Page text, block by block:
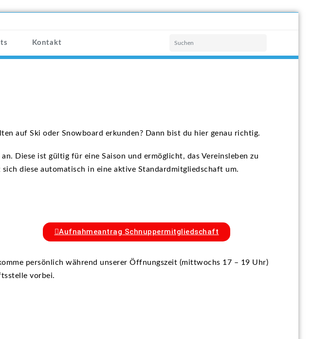
Kontakt
auf Ski oder Snowboard erkunden? Dann bist du hier genau richtig.
Diese ist gültig für eine Saison und ermöglicht, das Vereinsleben zu
diese automatisch in eine aktive Standardmitgliedschaft um.
Aufnahmeantrag Schnuppermitgliedschaft
persönlich während unserer Öffnungszeit (mittwochs 17 – 19 Uhr)
vorbei.